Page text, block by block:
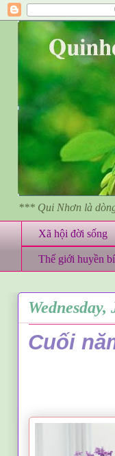
*** Qui Nhơn là
Xã hội đời sống
Thế giới huyền bí
Cuối